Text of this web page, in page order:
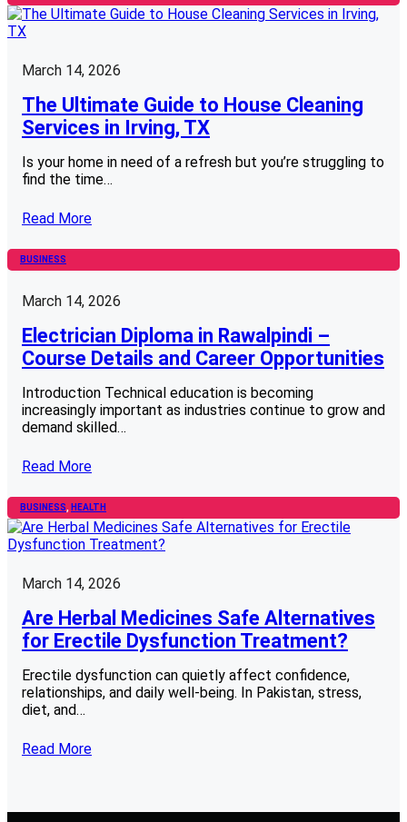
March 14, 2026
The Ultimate Guide to House Cleaning
Services in Irving, TX
Is your home in need of a refresh but you’re struggling to
find the time…
Read More
BUSINESS
March 14, 2026
Electrician Diploma in Rawalpindi –
Course Details and Career Opportunities
Introduction Technical education is becoming
increasingly important as industries continue to grow and
demand skilled…
Read More
BUSINESS, HEALTH
March 14, 2026
Are Herbal Medicines Safe Alternatives
for Erectile Dysfunction Treatment?
Erectile dysfunction can quietly affect confidence,
relationships, and daily well-being. In Pakistan, stress,
diet, and…
Read More